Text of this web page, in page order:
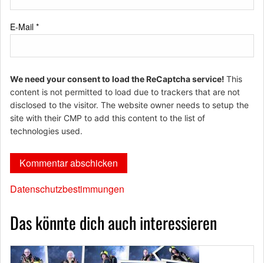
E-Mail *
We need your consent to load the ReCaptcha service! This
content is not permitted to load due to trackers that are not
disclosed to the visitor. The website owner needs to setup the
site with their CMP to add this content to the list of
technologies used.
Datenschutzbestimmungen
Das könnte dich auch interessieren